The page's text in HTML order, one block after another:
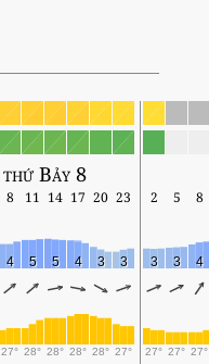
thứ Bảy 8
8 11 14 17 20 23 2 5 8
4 5 5 4 3 3 3 3 4
27° 28° 28° 28° 28° 27° 27° 27° 27°